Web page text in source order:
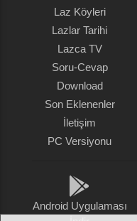
Laz Köyleri
Lazlar Tarihi
Lazca TV
Soru-Cevap
Download
Son Eklenenler
İletişim
PC Versiyonu
Android Uygulaması